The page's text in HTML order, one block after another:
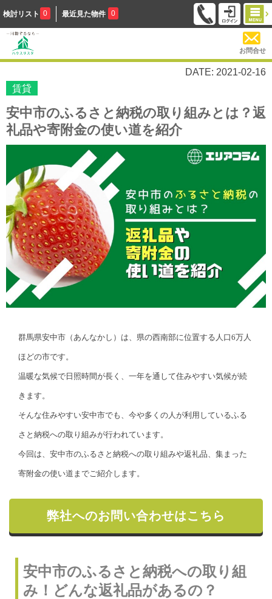
検討リスト 0 最近見た物件 0
お問合せ
DATE: 2021-02-16
賃貸
安中市のふるさと納税の取り組みとは？返
礼品や寄附金の使い道を紹介
群馬県安中市（あんなかし）は、県の西南部に位置する人口6万人
ほどの市です。
温暖な気候で日照時間が長く、一年を通して住みやすい気候が続
きます。
そんな住みやすい安中市でも、今や多くの人が利用しているふる
さと納税への取り組みが行われています。
今回は、安中市のふるさと納税への取り組みや返礼品、集まった
寄附金の使い道までご紹介します。
弊社へのお問い合わせはこちら
安中市のふるさと納税への取り組
み！どんな返礼品があるの？